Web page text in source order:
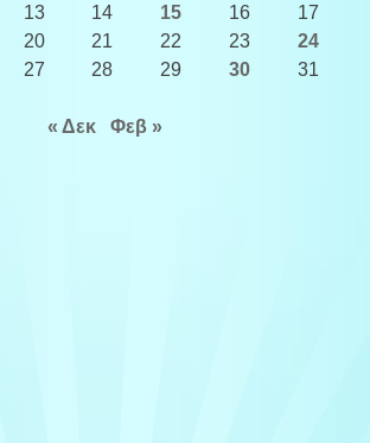
13 14 15 16
17
20 21 22 23
24
27 28 29 30 31
« Δεκ Φεβ »